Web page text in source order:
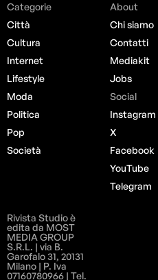
Categorie
Città
Cultura
Internet
Lifestyle
Moda
Politica
Pop
Società
About
Chi siamo
Contatti
Mediakit
Jobs
Social
Instagram
X
Facebook
YouTube
Telegram
Rivista Studio è
edita da MOST
MEDIA GROUP
S.R.L. | via B.
Garofalo 31, 20131
Milano | P. Iva
07160780966 | Tel.